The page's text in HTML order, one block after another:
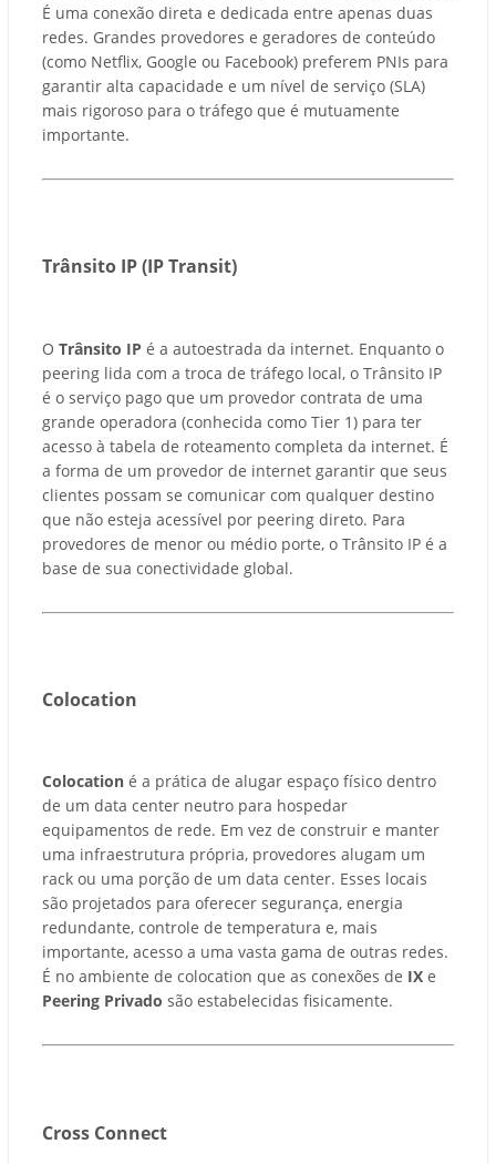
É uma conexão direta e dedicada entre apenas duas
redes. Grandes provedores e geradores de conteúdo
(como Netflix, Google ou Facebook) preferem PNIs para
garantir alta capacidade e um nível de serviço (SLA)
mais rigoroso para o tráfego que é mutuamente
importante.
Trânsito IP (IP Transit)
O Trânsito IP é a autoestrada da internet. Enquanto o
peering lida com a troca de tráfego local, o Trânsito IP
é o serviço pago que um provedor contrata de uma
grande operadora (conhecida como Tier 1) para ter
acesso à tabela de roteamento completa da internet. É
a forma de um provedor de internet garantir que seus
clientes possam se comunicar com qualquer destino
que não esteja acessível por peering direto. Para
provedores de menor ou médio porte, o Trânsito IP é a
base de sua conectividade global.
Colocation
Colocation é a prática de alugar espaço físico dentro
de um data center neutro para hospedar
equipamentos de rede. Em vez de construir e manter
uma infraestrutura própria, provedores alugam um
rack ou uma porção de um data center. Esses locais
são projetados para oferecer segurança, energia
redundante, controle de temperatura e, mais
importante, acesso a uma vasta gama de outras redes.
É no ambiente de colocation que as conexões de IX e
Peering Privado são estabelecidas fisicamente.
Cross Connect